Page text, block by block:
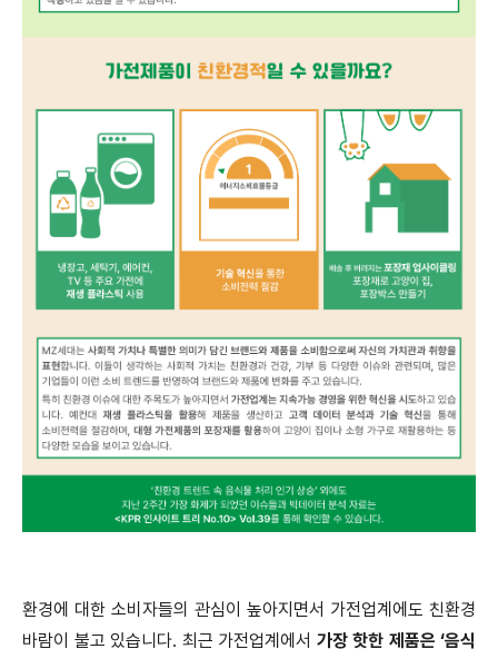
환경에 대한 소비자들의 관심이 높아지면서 가전업계에도 친환경
바람이 불고 있습니다. 최근 가전업계에서 가장 핫한 제품은 ‘음식